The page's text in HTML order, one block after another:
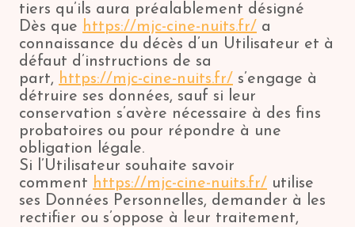
tiers qu’ils aura préalablement désigné
Dès que https://mjc-cine-nuits.fr/ a
connaissance du décès d’un Utilisateur et à
défaut d’instructions de sa
part, https://mjc-cine-nuits.fr/ s’engage à
détruire ses données, sauf si leur
conservation s’avère nécessaire à des fins
probatoires ou pour répondre à une
obligation légale.
Si l’Utilisateur souhaite savoir
comment https://mjc-cine-nuits.fr/ utilise
ses Données Personnelles, demander à les
rectifier ou s’oppose à leur traitement,